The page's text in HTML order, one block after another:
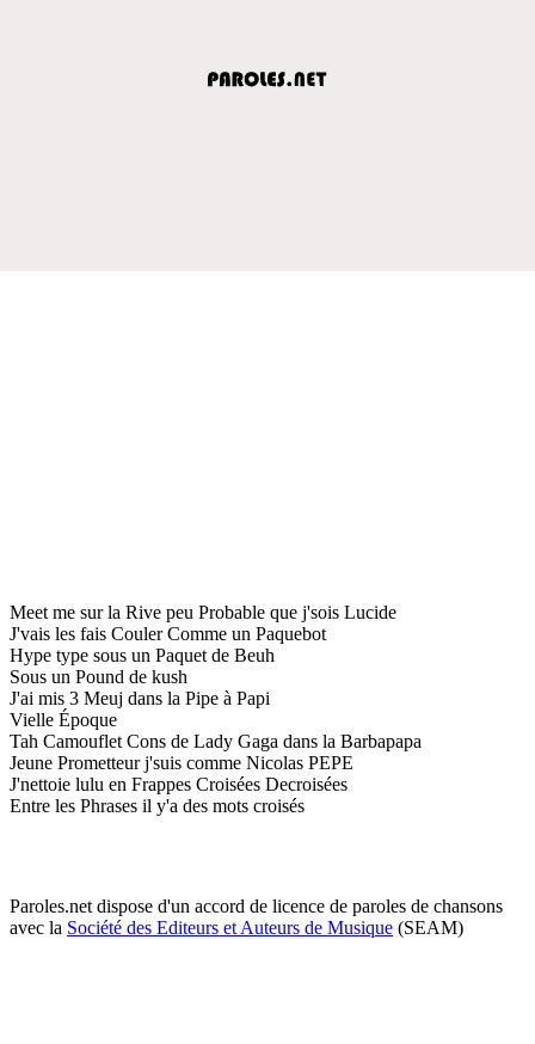
Meet me sur la Rive peu Probable que j'sois Lucide
J'vais les fais Couler Comme un Paquebot
Hype type sous un Paquet de Beuh
Sous un Pound de kush
J'ai mis 3 Meuj dans la Pipe à Papi
Vielle Époque
Tah Camouflet Cons de Lady Gaga dans la Barbapapa
Jeune Prometteur j'suis comme Nicolas PEPE
J'nettoie lulu en Frappes Croisées Decroisées
Entre les Phrases il y'a des mots croisés
Paroles.net dispose d'un accord de licence de paroles de chansons
avec la Société des Editeurs et Auteurs de Musique (SEAM)